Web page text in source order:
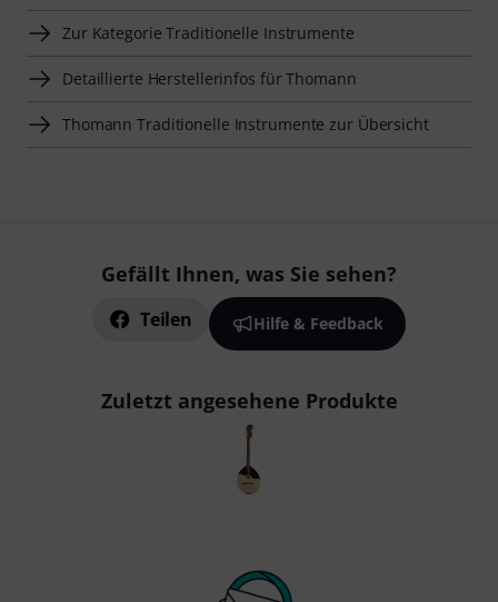
Zur Kategorie Traditionelle Instrumente
Detaillierte Herstellerinfos für Thomann
Thomann Traditionelle Instrumente zur Übersicht
Gefällt Ihnen, was Sie sehen?
Teilen Hilfe & Feedback
Zuletzt angesehene Produkte